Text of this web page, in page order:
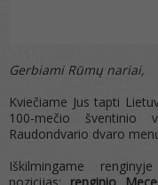
Gerbiami Rūmų nariai,
Kviečiame Jus tapti
100-mečio
Raudondvario dvaro
Iškilmingame